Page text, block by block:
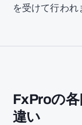
を受けて行われ
FxProの
違い